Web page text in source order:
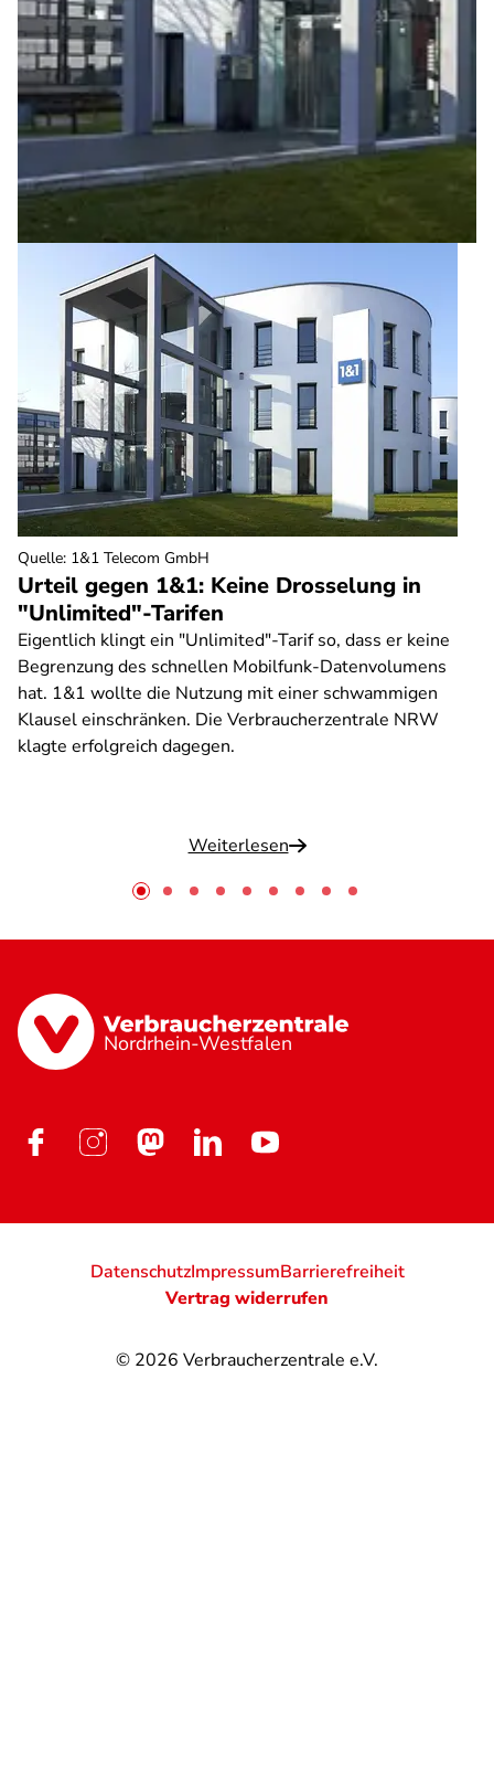
Urteil gegen 1&1: Keine Drosselung in
"Unlimited"-Tarifen
Eigentlich klingt ein "Unlimited"-Tarif so, dass er keine
Begrenzung des schnellen Mobilfunk-Datenvolumens
hat. 1&1 wollte die Nutzung mit einer schwammigen
Klausel einschränken. Die Verbraucherzentrale NRW
klagte erfolgreich dagegen.
Weiterlesen
Quelle: 1&1 Telecom GmbH
Nordrhein-Westfalen
© 2026 Verbraucherzentrale e.V.
DatenschutzImpressumBarrierefreiheit
Vertrag widerrufen